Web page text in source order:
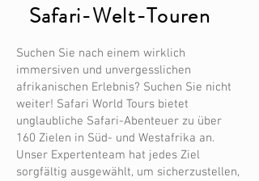
Safari-Welt-Touren
Suchen Sie nach einem wirklich
immersiven und unvergesslichen
afrikanischen Erlebnis? Suchen Sie nicht
weiter! Safari World Tours bietet
unglaubliche Safari-Abenteuer zu über
160 Zielen in Süd- und Westafrika an.
Unser Expertenteam hat jedes Ziel
sorgfältig ausgewählt, um sicherzustellen,